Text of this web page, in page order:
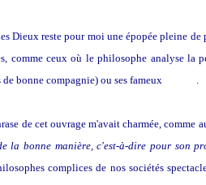
Dieux reste pour moi une épopée pleine
comme ceux où le philosophe analyse la
de bonne compagnie) ou ses fameux
de cet ouvrage m'avait charmée,
la bonne manière, c'est-à-dire pour son
complices de nos sociétés